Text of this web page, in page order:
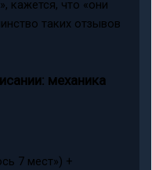
кажется, что «они
таких отзывов
механика
7 мест») +